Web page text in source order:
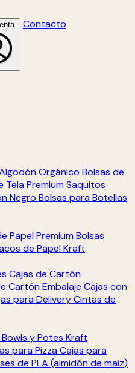
Contacto
Orgánico Bolsas de
Tela Premium Saquitos
Negro Bolsas para Botellas
Papel Premium Bolsas
de Papel Kraft
Cajas de Cartón
Cartón Embalaje Cajas con
para DeliveryCintas de
Bowls y Potes Kraft
para Pizza Cajas para
de PLA (almidón de maíz)